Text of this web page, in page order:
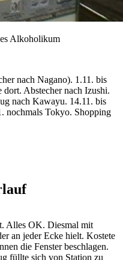
Alkoholikum
nach Nagano). 1.11. bis
Abstecher nach Izushi.
nach Kawayu. 14.11. bis
nochmals Tokyo. Shopping
Alles OK. Diesmal mit
an jeder Ecke hielt. Kostete
die Fenster beschlagen.
füllte sich von Station zu